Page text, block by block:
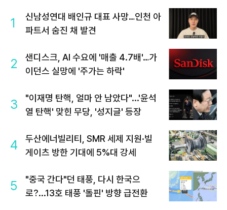
1
신남성연대 배인규 대표 사망…인천 아
파트서 숨진 채 발견
2
샌디스크, AI 수요에 '매출 4.7배'…가
이던스 실망에 '주가는 하락'
3
"이재명 탄핵, 얼마 안 남았다"...'윤석
열 탄핵' 맞힌 무당, '성지글' 등장
4
두산에너빌리티, SMR 세제 지원·빌
게이츠 방한 기대에 5%대 강세
5
"중국 간다"던 태풍, 다시 한국으
로?...13호 태풍 '돌핀' 방향 급전환